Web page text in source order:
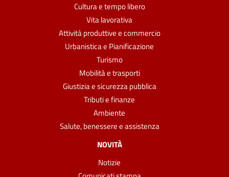
Cultura e tempo libero
Vita lavorativa
Attività produttive e commercio
Urbanistica e Pianificazione
Turismo
Mobilità e trasporti
Giustizia e sicurezza pubblica
Tributi e finanze
Ambiente
Salute, benessere e assistenza
NOVITÀ
Notizie